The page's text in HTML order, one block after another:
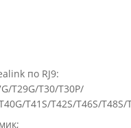
по RJ9:
T29G/T30/T30P/
T41S/T42S/T46S/